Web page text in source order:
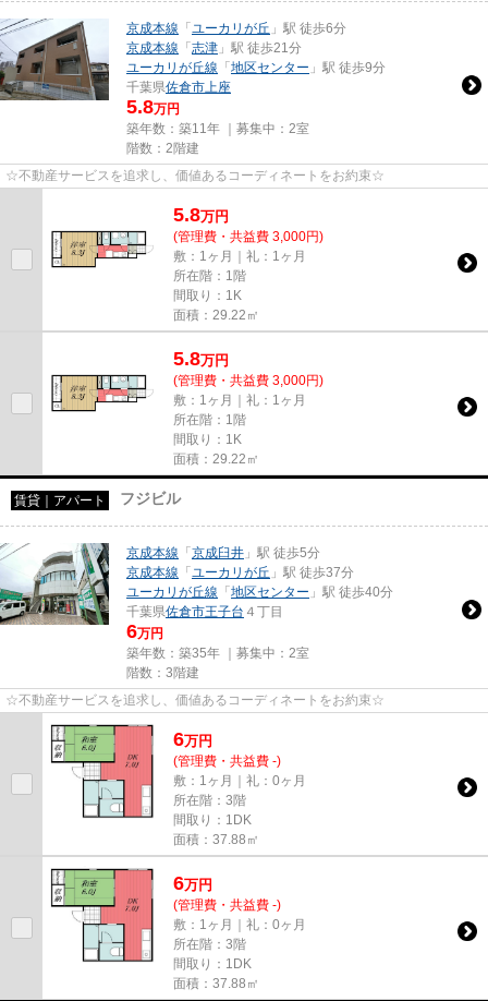
京成本線 「 ユーカリが丘 」駅 徒歩6分
京成本線 「志津 」駅 徒歩21分
ユーカリが丘線 「地区センター 」駅 徒歩9分
千葉県佐倉市 上座
5.8万円
築年数：築11年 ｜募集中： 2室
階数：2階建
☆不動産サービスを追求し、価値あるコーディネートをお約束☆
5.8万円
(管理費・共益費 3,000円)
敷：1ヶ月｜礼：1ヶ月
所在階：1階
間取り：1K
面積：29.22㎡
5.8万円
(管理費・共益費 3,000円)
敷：1ヶ月｜礼：1ヶ月
所在階：1階
間取り：1K
面積：29.22㎡
賃貸｜アパート フジビル
京成本線 「京成臼井 」駅 徒歩5分
京成本線 「 ユーカリが丘 」駅 徒歩37分
ユーカリが丘線 「地区センター 」駅 徒歩40分
千葉県佐倉市王子台 ４丁目
6万円
築年数：築35年 ｜募集中： 2室
階数：3階建
☆不動産サービスを追求し、価値あるコーディネートをお約束☆
6万円
(管理費・共益費 -)
敷：1ヶ月｜礼：0ヶ月
所在階：3階
間取り：1DK
面積：37.88㎡
6万円
(管理費・共益費 -)
敷：1ヶ月｜礼：0ヶ月
所在階：3階
間取り：1DK
面積：37.88㎡